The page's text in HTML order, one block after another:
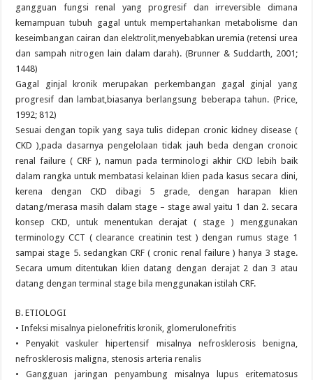
gangguan fungsi renal yang progresif dan irreversible dimana
kemampuan tubuh gagal untuk mempertahankan metabolisme dan
keseimbangan cairan dan elektrolit,menyebabkan uremia (retensi urea
dan sampah nitrogen lain dalam darah). (Brunner & Suddarth, 2001;
1448)
Gagal ginjal kronik merupakan perkembangan gagal ginjal yang
progresif dan lambat,biasanya berlangsung beberapa tahun. (Price,
1992; 812)
Sesuai dengan topik yang saya tulis didepan cronic kidney disease (
CKD ),pada dasarnya pengelolaan tidak jauh beda dengan cronoic
renal failure ( CRF ), namun pada terminologi akhir CKD lebih baik
dalam rangka untuk membatasi kelainan klien pada kasus secara dini,
kerena dengan CKD dibagi 5 grade, dengan harapan klien
datang/merasa masih dalam stage – stage awal yaitu 1 dan 2. secara
konsep CKD, untuk menentukan derajat ( stage ) menggunakan
terminology CCT ( clearance creatinin test ) dengan rumus stage 1
sampai stage 5. sedangkan CRF ( cronic renal failure ) hanya 3 stage.
Secara umum ditentukan klien datang dengan derajat 2 dan 3 atau
datang dengan terminal stage bila menggunakan istilah CRF.
B. ETIOLOGI
• Infeksi misalnya pielonefritis kronik, glomerulonefritis
• Penyakit vaskuler hipertensif misalnya nefrosklerosis benigna,
nefrosklerosis maligna, stenosis arteria renalis
• Gangguan jaringan penyambung misalnya lupus eritematosus